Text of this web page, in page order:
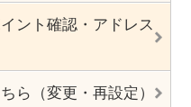
ント確認・アドレス
ら（変更・再設定）